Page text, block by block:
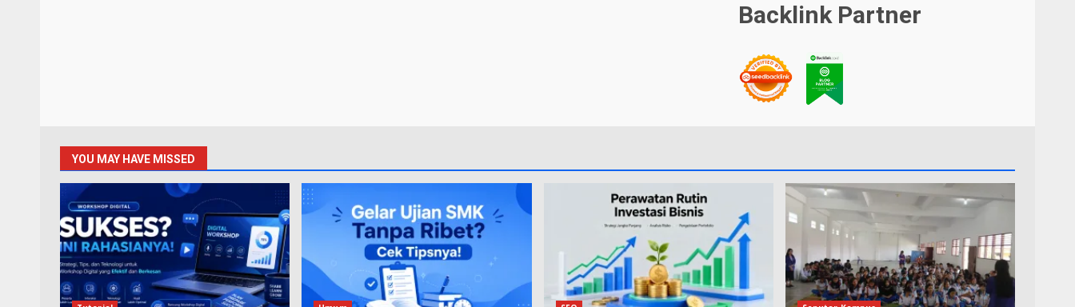
Backlink Partner
YOU MAY HAVE MISSED